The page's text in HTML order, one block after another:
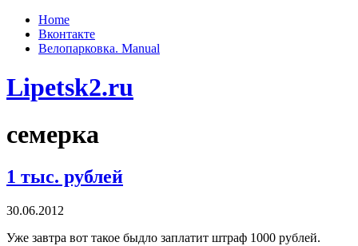
Home
Вконтакте
Велопарковка. Manual
Lipetsk2.ru
семерка
1 тыс. рублей
30.06.2012
Уже завтра вот такое быдло заплатит штраф 1000 рублей.